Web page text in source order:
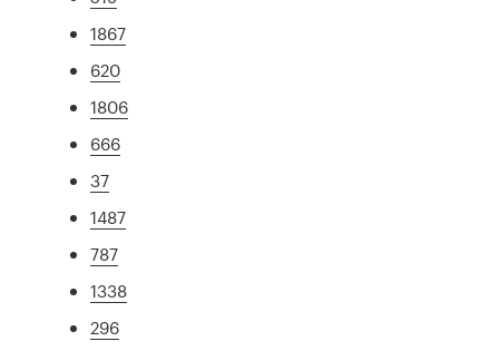
1867
620
1806
666
37
1487
787
1338
296